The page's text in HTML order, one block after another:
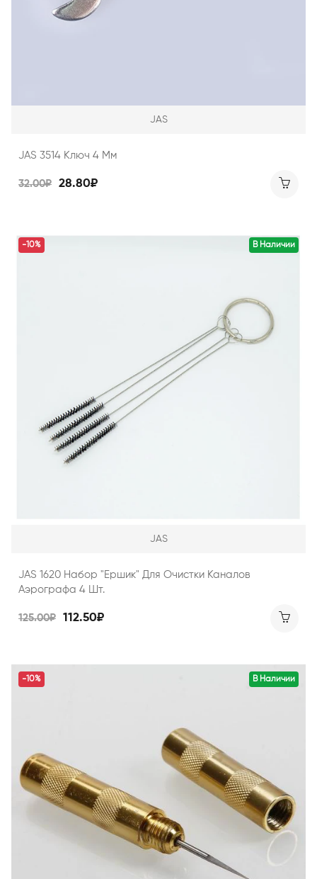
JAS
JAS 3514 Ключ 4 Мм
32.00₽ 28.80₽
В Наличии
-10%
JAS
JAS 1620 Набор "Ершик" Для Очистки Каналов
Аэрографа 4 Шт.
125.00₽ 112.50₽
В Наличии
-10%